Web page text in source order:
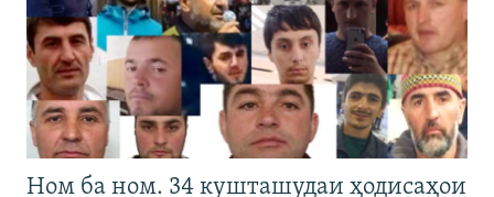
Ном ба ном. 34 кушташудаи ҳодисаҳои